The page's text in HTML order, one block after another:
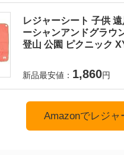
レジャーシート 子供
ーシャンアンドグラウ
登山 公園 ピクニック
新品最安値： 1,860円
Amazonでレジャ